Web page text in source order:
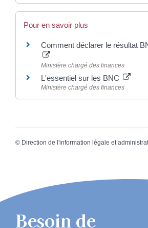
Pour en savoir plus
Comment déclarer le résultat
Ministère chargé des finances
L'essentiel sur les BNC
Ministère chargé des finances
© Direction de l'information légale et
Besoin de